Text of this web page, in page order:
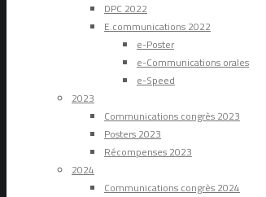
DPC 2022
E.communications 2022
e-Poster
e-Communications orales
e-Speed
2023
Communications congrès 2023
Posters 2023
Récompenses 2023
2024
Communications congrès 2024